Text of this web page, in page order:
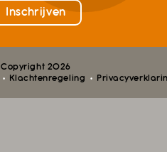
Copyright 2026
Klachtenregeling